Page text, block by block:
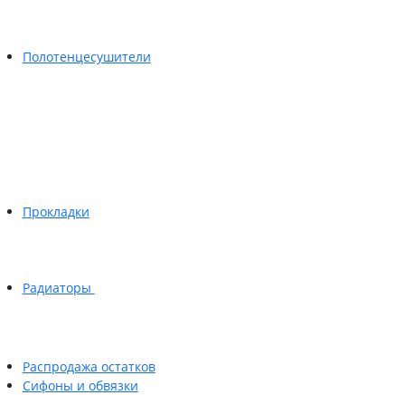
Полотенцесушители
Прокладки
Радиаторы
Распродажа остатков
Сифоны и обвязки